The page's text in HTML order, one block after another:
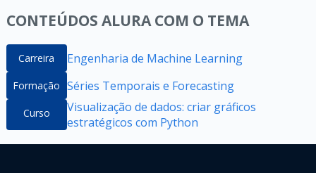
CONTEÚDOS ALURA COM O TEMA
Carreira Engenharia de Machine Learning
Formação Séries Temporais e Forecasting
Curso
Visualização de dados: criar gráficos
estratégicos com Python